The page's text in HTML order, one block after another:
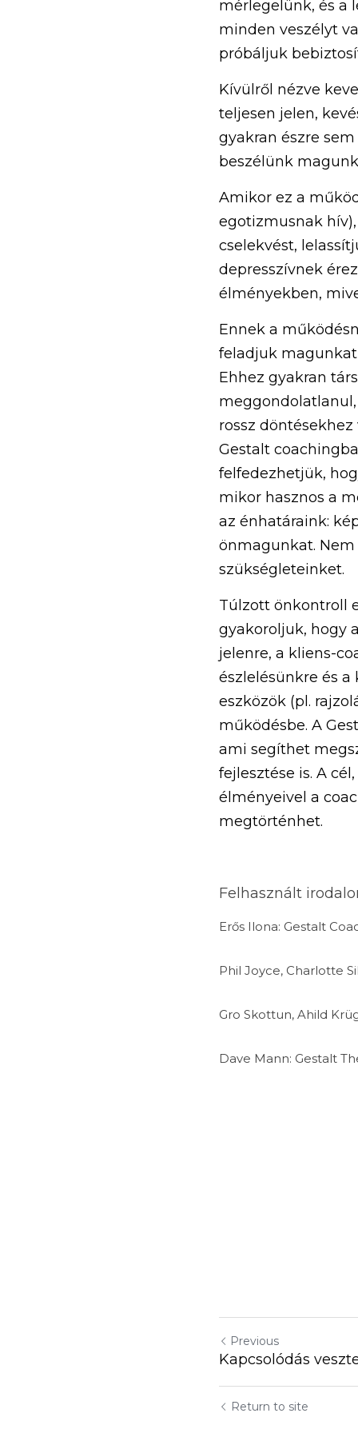
mérlegelünk, és a
minden veszélyt
próbáljuk
Kívülről nézve
teljesen jelen,
gyakran észre
beszélünk
Amikor ez a
egotizmusnak
cselekvést,
depresszívnek
élményekben,
Ennek a
feladjuk
Ehhez gyakran
rossz
Gestalt
felfedezhetjük,
mikor hasznos a
az énhatáraink:
önmagunkat.
szükségleteinket.
Túlzott önkontroll
gyakoroljuk, hogy
jelenre, a kliens-
észlelésünkre és a
eszközök (pl.
működésbe. A
ami segíthet
fejlesztése is. A
élményeivel a
megtörténhet.
Felhasznált
Erős Ilona: Gestalt
Phil Joyce, Charlotte
Gro Skottun, Ahild
Dave Mann: Gestalt
Previous
Kapcsolódás
Return to site